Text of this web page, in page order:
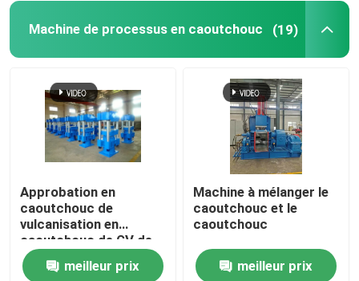
Chaîne de production en caoutchouc de bande de
Machine en caoutchouc de calendrier
extrudeuse à double vis
Système de pesage automatique circulaire pour
Système de pesage automatique de petits matériaux
Machine de processus en caoutchouc (19)
Approbation en
caoutchouc de
vulcanisation en
caoutchouc de GV de
Toy Making Machine de
presse de PLC
meilleur prix
Machine à mélanger le
caoutchouc et le
caoutchouc
meilleur prix